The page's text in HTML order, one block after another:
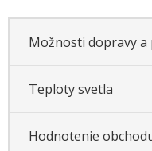
Možnosti dopravy a
Teploty svetla
Hodnotenie